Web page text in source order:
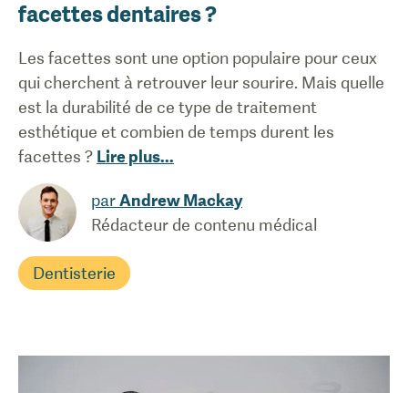
facettes dentaires ?
Les facettes sont une option populaire pour ceux
qui cherchent à retrouver leur sourire. Mais quelle
est la durabilité de ce type de traitement
esthétique et combien de temps durent les
facettes ? Lire plus...
parAndrew Mackay
Rédacteur de contenu médical
Dentisterie